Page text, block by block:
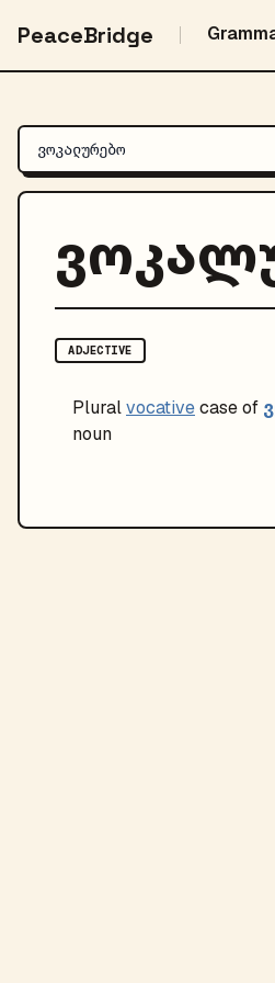
PeaceBridge
ADJECTIVE
Pluralvocativecase of
noun